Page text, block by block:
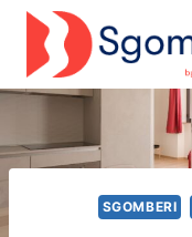
Salta
contenuto
SGOMBERI